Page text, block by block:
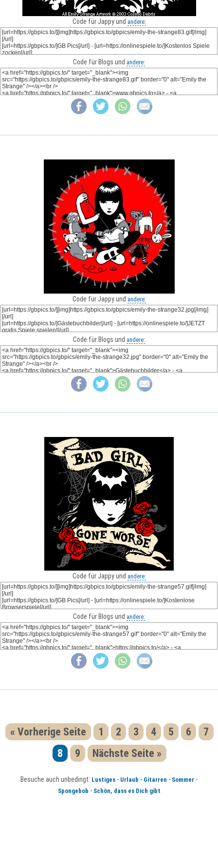
Code für Jappy und andere:
Code für Blogs und andere:
Code für Jappy und andere:
Code für Blogs und andere:
Code für Jappy und andere:
Code für Blogs und andere:
« Vorherige Seite 1 2 3 4 5 6
7
8
9 Nächste Seite »
Besuche auch unbedingt: Lustiges - Urlaub - Gitarren - Sommer -
Spongebob - Schön, dass es Dich gibt